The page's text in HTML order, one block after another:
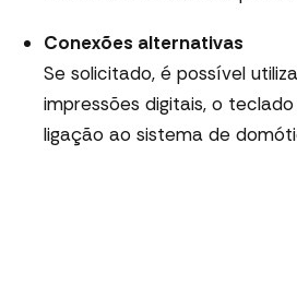
Conexões alternativas
Se solicitado, é possível
impressões digitais, o
ligação ao sistema de